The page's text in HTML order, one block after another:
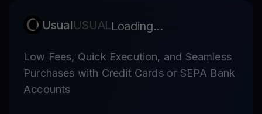
UsualUSUALLoading...
Low Fees, Quick Execution, and Seamless
Purchases with Credit Cards or SEPA Bank
Accounts